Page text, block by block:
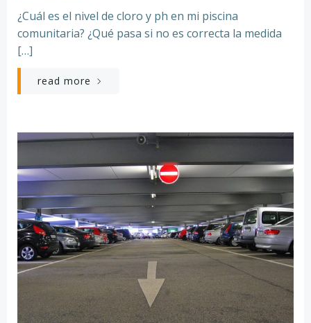
¿Cuál es el nivel de cloro y ph en mi piscina
comunitaria? ¿Qué pasa si no es correcta la medida
[…]
read more